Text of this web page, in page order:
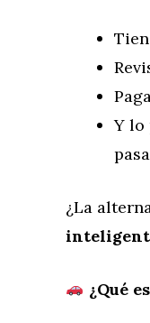
Y lo
¿La
¿Qué